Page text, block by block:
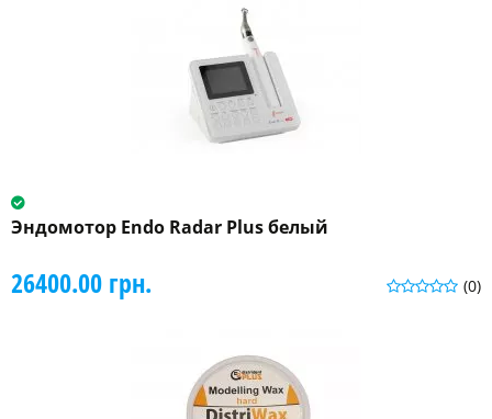
Эндомотор Endo Radar Plus белый
(0)
26400.00 грн.